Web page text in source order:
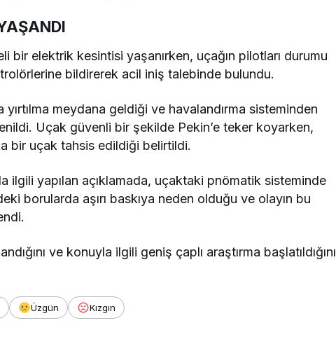
bir elektrik kesintisi yaşanırken, uçağın pilotları durumu
bildirerek acil iniş talebinde bulundu.
meydana geldiği ve havalandırma sisteminden
Uçak güvenli bir şekilde Pekin’e teker koyarken,
bir uçak tahsis edildiği belirtildi.
ilgili yapılan açıklamada, uçaktaki pnömatik sisteminde
borularda aşırı baskıya neden olduğu ve olayın bu
ve konuyla ilgili geniş çaplı araştırma başlatıldığını
Üzgün Kızgın